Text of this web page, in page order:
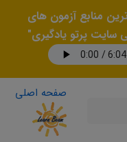
منابع آزمون های
پرتو یادگیری"
صفحه اصلی